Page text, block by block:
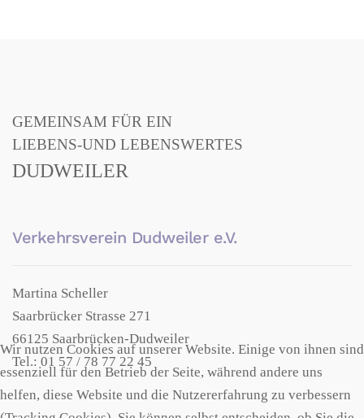
GEMEINSAM FÜR EIN
LIEBENS-UND LEBENSWERTES
DUDWEILER
Verkehrsverein Dudweiler e.V.
Martina Scheller
Saarbrücker Strasse 271
66125 Saarbrücken-Dudweiler
Tel.: 01 57 / 78 77 22 45
Wir nutzen Cookies auf unserer Website. Einige von ihnen sind
essenziell für den Betrieb der Seite, während andere uns
helfen, diese Website und die Nutzererfahrung zu verbessern